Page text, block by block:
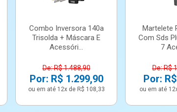
Combo Inversora 140a
Trisolda + Máscara E
Acessóri...
De: R$ 1.488,90
Por: R$ 1.299,90
ou em até 12x de R$ 108,33
Martelete
Com Sds
7
De: R$
Por:
ou em até